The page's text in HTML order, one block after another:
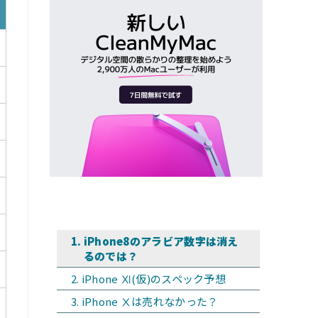
iPhone8のアラビア数字は消え
るのでは？
iPhone Ⅺ(仮)のスペック予想
iPhone Ⅹは売れなかった？